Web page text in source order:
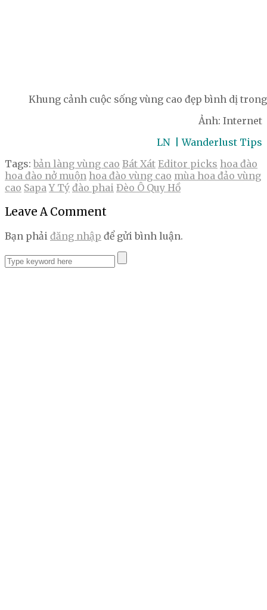
Khung cảnh cuộc sống vùng cao đẹp bình dị
Ảnh: Internet
LN | Wanderlust Tips
Tags: bản làng vùng cao Bát Xát Editor picks hoa đào
hoa đào nở muộn hoa đào vùng cao mùa hoa đảo vùng
cao Sapa Y Tý đào phai Đèo Ô Quy Hồ
Leave A Comment
Bạn phải đăng nhập để gửi bình luận.